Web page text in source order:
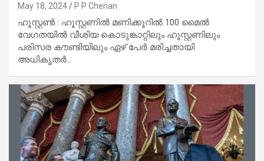
May 18, 2024 P P Cherian
ഹൂസ്റ്റൺ : ഹൂസ്റ്റണിൽ മണിക്കൂറിൽ 100 മൈൽ
വേഗതയിൽ വീശിയ കൊടുങ്കാറ്റിലും ഹൂസ്റ്റണിലും
പരിസര കൗണ്ടിയിലും ഏഴ് പേർ മരിച്ചതായി
അധികൃതർ…